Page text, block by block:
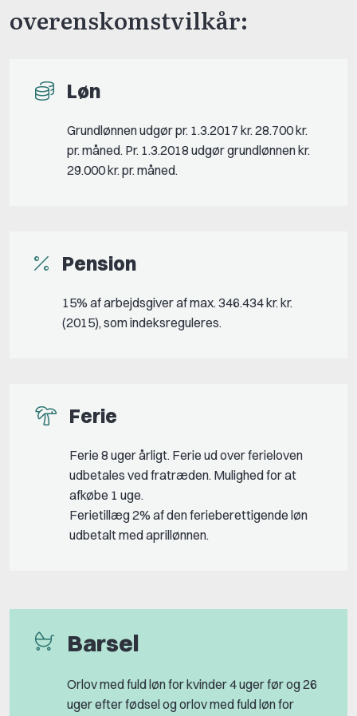
overenskomstvilkår:
Løn
Grundlønnen udgør pr. 1.3.2017 kr. 28.700 kr.
pr. måned. Pr. 1.3.2018 udgør grundlønnen kr.
29.000 kr. pr. måned.
Pension
15% af arbejdsgiver af max. 346.434 kr. kr.
(2015), som indeksreguleres.
Ferie
Ferie 8 uger årligt. Ferie ud over ferieloven
udbetales ved fratræden. Mulighed for at
afkøbe 1 uge.
Ferietillæg 2% af den ferieberettigende løn
udbetalt med aprillønnen.
Barsel
Orlov med fuld løn for kvinder 4 uger før og 26
uger efter fødsel og orlov med fuld løn for